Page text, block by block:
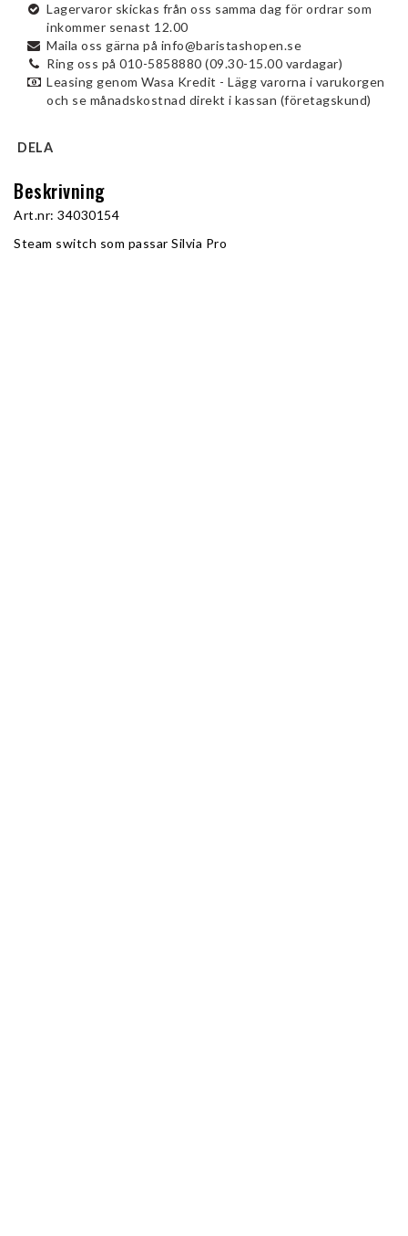
Lagervaror skickas från oss samma dag för ordrar som
inkommer senast 12.00
Maila oss gärna på info@baristashopen.se
Ring oss på 010-5858880 (09.30-15.00 vardagar)
Leasing genom Wasa Kredit - Lägg varorna i varukorgen
och se månadskostnad direkt i kassan (företagskund)
DELA
Beskrivning
Art.nr: 34030154
Steam switch som passar Silvia Pro